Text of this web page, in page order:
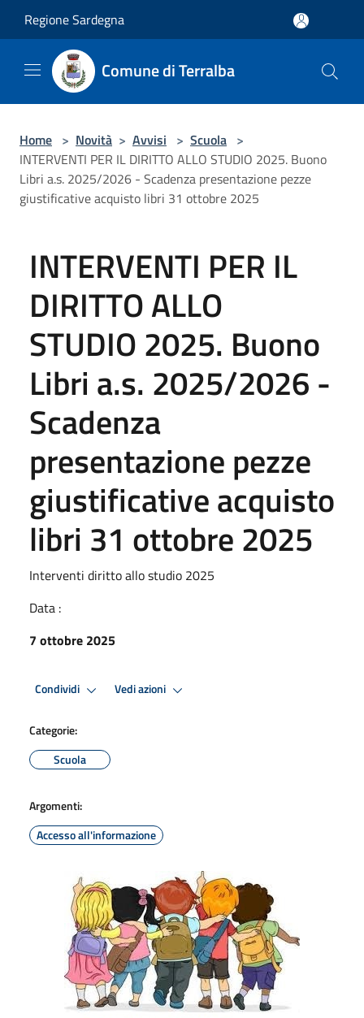
Regione Sardegna
Comune di Terralba
Home > Novità > Avvisi > Scuola >
INTERVENTI PER IL DIRITTO ALLO STUDIO 2025. Buono
Libri a.s. 2025/2026 - Scadenza presentazione pezze
giustificative acquisto libri 31 ottobre 2025
INTERVENTI PER IL
DIRITTO ALLO
STUDIO 2025. Buono
Libri a.s. 2025/2026 -
Scadenza
presentazione pezze
giustificative acquisto
libri 31 ottobre 2025
Interventi diritto allo studio 2025
Data :
7 ottobre 2025
Condividi Vedi azioni
Categorie:
Scuola
Argomenti:
Accesso all'informazione